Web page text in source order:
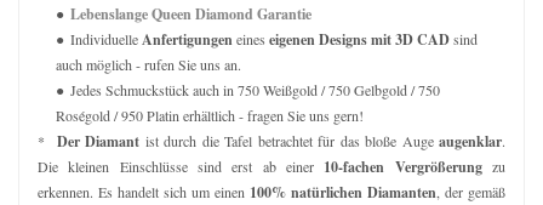
Lebenslange Queen Diamond Garantie
IndividuelleAnfertigungeneines eigenen Designs mit 3D CADsind
auch möglich - rufen Sie uns an.
Jedes Schmuckstück auch in 750 Weißgold / 750 Gelbgold / 750
Roségold / 950 Platin erhältlich - fragen Sie uns gern!
* Der Diamant ist durch die Tafel betrachtet für das bloße Augeaugenklar.
Die kleinen Einschlüsse sind erst ab einer 10-fachen Vergrößerungzu
erkennen. Es handelt sich um einen 100% natürlichen Diamanten , der gemäß